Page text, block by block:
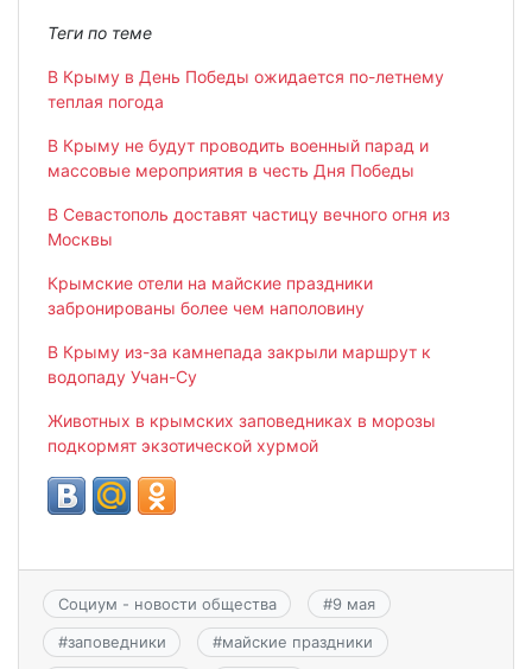
Теги по теме
В Крыму в День Победы ожидается по-летнему
теплая погода
В Крыму не будут проводить военный парад и
массовые мероприятия в честь Дня Победы
В Севастополь доставят частицу вечного огня из
Москвы
Крымские отели на майские праздники
забронированы более чем наполовину
В Крыму из-за камнепада закрыли маршрут к
водопаду Учан-Су
Животных в крымских заповедниках в морозы
подкормят экзотической хурмой
Социум - новости общества #9 мая
#заповедники #майские праздники